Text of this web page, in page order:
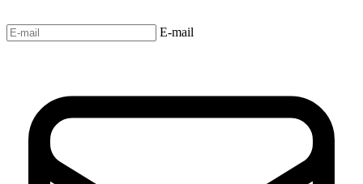
E-mail